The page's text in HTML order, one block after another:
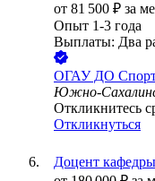
от 81 500 ₽ за
Опыт 1-3 года
Выплаты: Два
ОГАУ ДО
Южно-
Откликнитесь
Откликнуться
Доцент